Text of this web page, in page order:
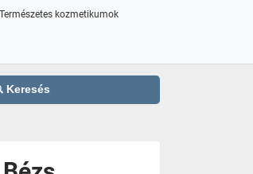
Természetes kozmetikumok
Keresés